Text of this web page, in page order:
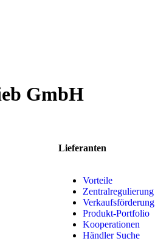
GmbH
Lieferanten
Vorteile
Zentralregulierung
Verkaufsförderung
Produkt-Portfolio
Kooperationen
Händler Suche